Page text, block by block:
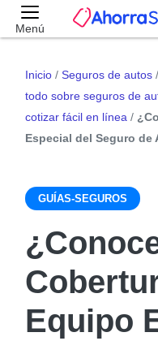
Menú
Inicio / Seguros de autos /
todo sobre seguros de
cotizar fácil en línea /
Especial del Seguro de
GUÍAS-SEGUROS
Equipo